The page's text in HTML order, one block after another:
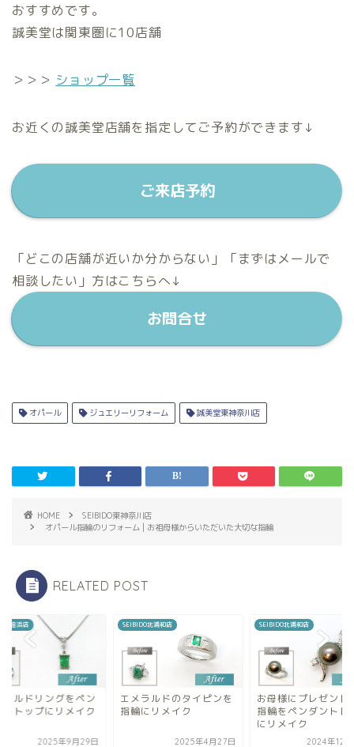
おすすめです。
誠美堂は関東圏に10店舗
＞＞＞ ショップ一覧
お近くの誠美堂店舗を指定してご予約ができます↓
ご来店予約
「どこの店舗が近いか分からない」「まずはメールで
相談したい」方はこちらへ↓
お問合せ
オパール ジュエリーリフォーム 誠美堂東神奈川店
HOME
SEIBIDO東神奈川店
オパール指輪のリフォーム | お祖母様からいただいた大切な指輪
RELATED POST
北浦和店
ラルドのタイピンを
にリメイク
2025年4月27日
SEIBIDO北浦和店
お母様にプレゼントした
指輪をペンダントトップ
2024年12月25日
SEIBIDO追浜店
エメラルドリングを
ダントトップにリメ
2025年9